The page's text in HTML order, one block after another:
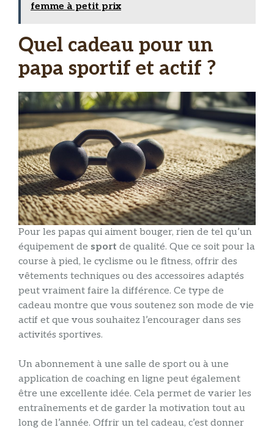
femme à petit prix
Quel cadeau pour un
papa sportif et actif ?
Pour les papas qui aiment bouger, rien de tel qu’un
équipement de sport de qualité. Que ce soit pour la
course à pied, le cyclisme ou le fitness, offrir des
vêtements techniques ou des accessoires adaptés
peut vraiment faire la différence. Ce type de
cadeau montre que vous soutenez son mode de vie
actif et que vous souhaitez l’encourager dans ses
activités sportives.
Un abonnement à une salle de sport ou à une
application de coaching en ligne peut également
être une excellente idée. Cela permet de varier les
entraînements et de garder la motivation tout au
long de l’année. Offrir un tel cadeau, c’est donner